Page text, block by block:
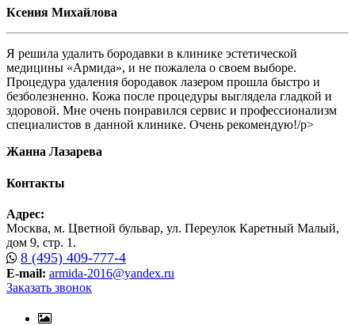
Ксения Михайлова
Я решила удалить бородавки в клинике эстетической
медицины «Армида», и не пожалела о своем выборе.
Процедура удаления бородавок лазером прошла быстро и
безболезненно. Кожа после процедуры выглядела гладкой и
здоровой. Мне очень понравился сервис и профессионализм
специалистов в данной клинике. Очень рекомендую!/p>
Жанна Лазарева
Контакты
Адрес:
Москва, м. Цветной бульвар, ул. Переулок Каретный Малый,
дом 9, стр. 1.
8 (495) 409-777-4
E-mail: armida-2016@yandex.ru
Заказать звонок